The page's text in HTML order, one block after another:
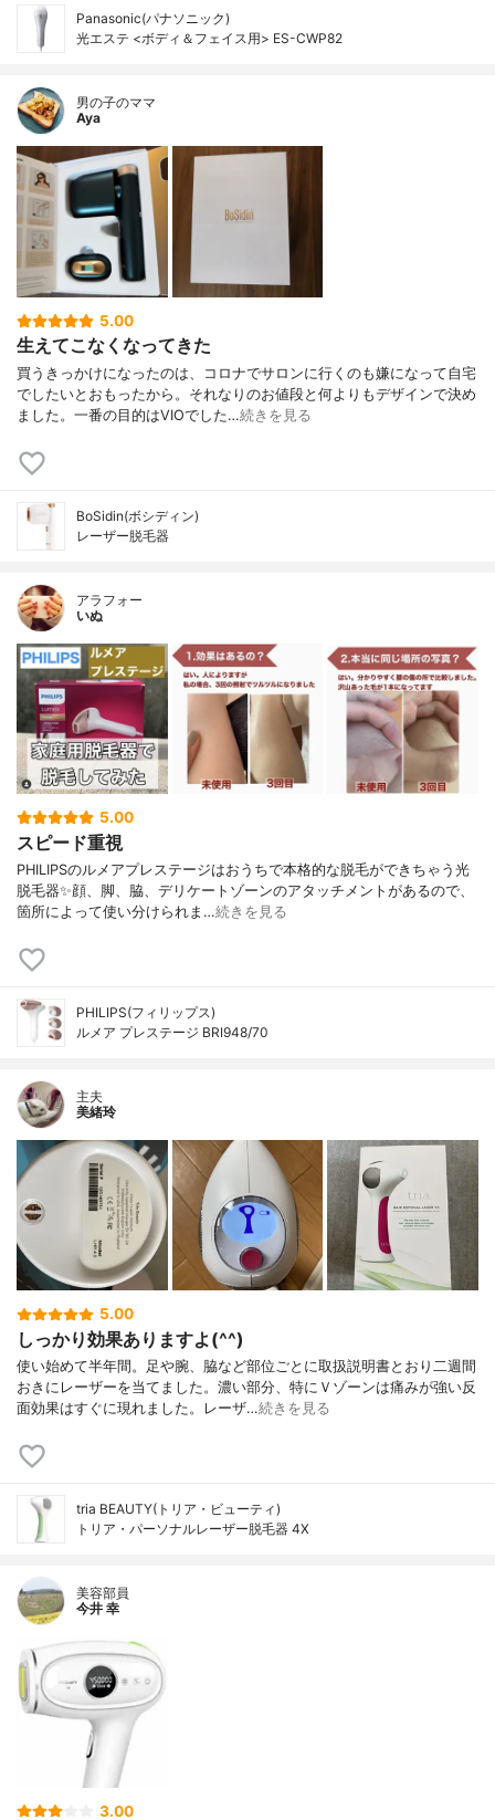
Panasonic(パナソニック)
光エステ <ボディ＆フェイス用> ES-CWP82
男の子のママ
Aya
5.00
生えてこなくなってきた
買うきっかけになったのは、コロナでサロンに行くのも嫌になって自宅
でしたいとおもったから。それなりのお値段と何よりもデザインで決め
ました。一番の目的はVIOでした…続きを見る
BoSidin(ボシディン)
レーザー脱毛器
アラフォー
いぬ
5.00
スピード重視
PHILIPSのルメアプレステージはおうちで本格的な脱毛ができちゃう光
脱毛器✨顔、脚、脇、デリケートゾーンのアタッチメントがあるので、
箇所によって使い分けられま…続きを見る
PHILIPS(フィリップス)
ルメア プレステージ BRI948/70
主夫
美緒玲
5.00
しっかり効果ありますよ(^^)
使い始めて半年間。足や腕、脇など部位ごとに取扱説明書とおり二週間
おきにレーザーを当てました。濃い部分、特にＶゾーンは痛みが強い反
面効果はすぐに現れました。レーザ…続きを見る
tria BEAUTY(トリア・ビューティ)
トリア・パーソナルレーザー脱毛器 4X
美容部員
今井 幸
3.00